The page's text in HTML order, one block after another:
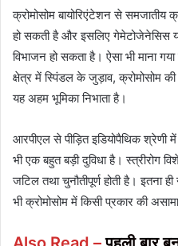
क्रोमोसोम बायोरिएंटेशन से समजातीय
हो सकती है और इसलिए गेमेटोजेनेसिस
विभाजन हो सकता है। ऐसा भी माना
क्षेत्र में स्पिंडल के जुड़ाव, क्रोमोसोम
यह अहम भूमिका निभाता है।
आरपीएल से पीड़ित इडियोपैथिक श्रेणी
भी एक बहुत बड़ी दुविधा है। स्त्रीरोग
जटिल तथा चुनौतीपूर्ण होती है। इतना
भी क्रोमोसोम में किसी प्रकार की